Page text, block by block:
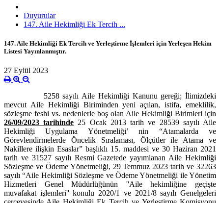
Duyurular
147. Aile Hekimliği Ek Tercih ...
147. Aile Hekimliği Ek Tercih ve Yerleştirme İşlemleri için Yerleşen Hekim
Listesi Yayınlanmıştır.
27 Eylül 2023
5258 sayılı Aile Hekimliği Kanunu gereği; İlimizdeki
mevcut Aile Hekimliği Biriminden yeni açılan, istifa, emeklilik,
sözleşme feshi vs. nedenlerle boş olan Aile Hekimliği Birimleri için
26/09/2023 tarihinde 25 Ocak 2013 tarih ve 28539 sayılı Aile
Hekimliği Uygulama Yönetmeliği’ nin “Atamalarda ve
Görevlendirmelerde Öncelik Sıralaması, Ölçütler ile Atama ve
Nakillere ilişkin Esaslar” başlıklı 15. maddesi ve 30 Haziran 2021
tarih ve 31527 sayılı Resmi Gazetede yayımlanan Aile Hekimliği
Sözleşme ve Ödeme Yönetmeliği, 29 Temmuz 2023 tarih ve 32263
sayılı “Aile Hekimliği Sözleşme ve Ödeme Yönetmeliği ile Yönetim
Hizmetleri Genel Müdürlüğünün ''Aile hekimliğine geçişte
muvafakat işlemleri'' konulu 2020/1 ve 2021/8 sayılı Genelgeleri